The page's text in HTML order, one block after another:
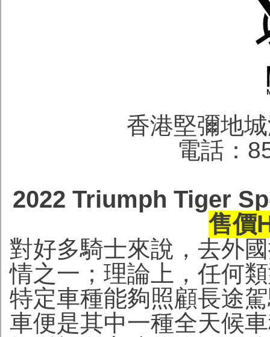
香港堅彌地
電話：
2022 Triumph Tiger
售價
對好多騎士來說，去外
情之一；理論上，任何
特定車種能夠照顧長途
車便是其中一種全天候